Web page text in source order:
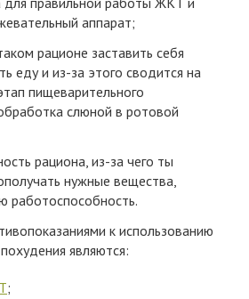
аппарат;
рационе заставить себя
еду и из-за этого сводится на
пищеварительного
слюной в ротовой
рациона, из-за чего ты
нужные вещества,
работоспособность.
к использованию
являются:
;